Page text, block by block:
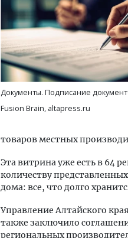
Документы. Подписание
Fusion Brain, altapress.ru
товаров местных
Эта витрина уже есть в 64
количеству
дома: все, что долго
Управление Алтайского
также заключило
региональных